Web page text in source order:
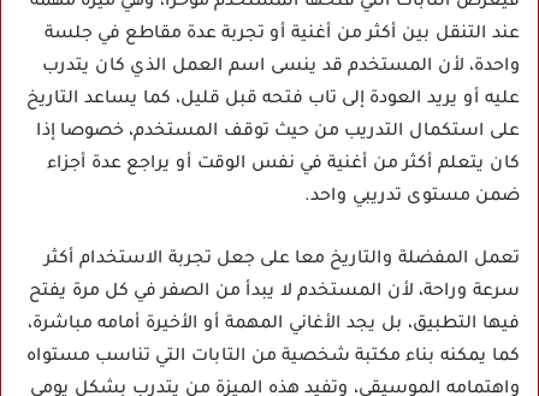
عند التنقل بين أكثر من أغنية أو تجربة عدة مقاطع في جلسة
واحدة، لأن المستخدم قد ينسى اسم العمل الذي كان يتدرب
عليه أو يريد العودة إلى تاب فتحه قبل قليل، كما يساعد التاريخ
على استكمال التدريب من حيث توقف المستخدم، خصوصا إذا
كان يتعلم أكثر من أغنية في نفس الوقت أو يراجع عدة أجزاء
ضمن مستوى تدريبي واحد.
تعمل المفضلة والتاريخ معا على جعل تجربة الاستخدام أكثر
سرعة وراحة، لأن المستخدم لا يبدأ من الصفر في كل مرة يفتح
فيها التطبيق، بل يجد الأغاني المهمة أو الأخيرة أمامه مباشرة،
كما يمكنه بناء مكتبة شخصية من التابات التي تناسب مستواه
واهتمامه الموسيقي، وتفيد هذه الميزة من يتدرب بشكل يومي